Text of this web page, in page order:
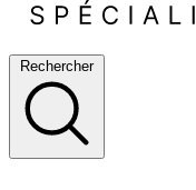
Rechercher